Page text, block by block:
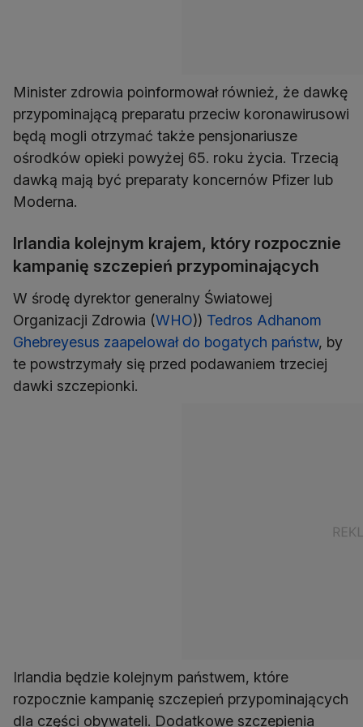
Minister zdrowia poinformował również, że dawkę
przypominającą preparatu przeciw koronawirusowi
będą mogli otrzymać także pensjonariusze
ośrodków opieki powyżej 65. roku życia. Trzecią
dawką mają być preparaty koncernów Pfizer lub
Moderna.
Irlandia kolejnym krajem, który rozpocznie
kampanię szczepień przypominających
W środę dyrektor generalny Światowej
Organizacji Zdrowia (WHO)) Tedros Adhanom
Ghebreyesus zaapelował do bogatych państw, by
te powstrzymały się przed podawaniem trzeciej
dawki szczepionki.
Irlandia będzie kolejnym państwem, które
rozpocznie kampanię szczepień przypominających
dla części obywateli. Dodatkowe szczepienia